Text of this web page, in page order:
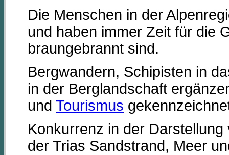
Die Menschen in der
und haben immer Zeit für die
braungebrannt sind.
Bergwandern, Schipisten in
in der Berglandschaft
und Tourismus
Konkurrenz in der
der Trias Sandstrand, Meer